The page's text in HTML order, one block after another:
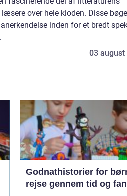
over hele kloden. Disse
inden for et bredt
03 august
Godnathistorier for
rejse gennem tid og